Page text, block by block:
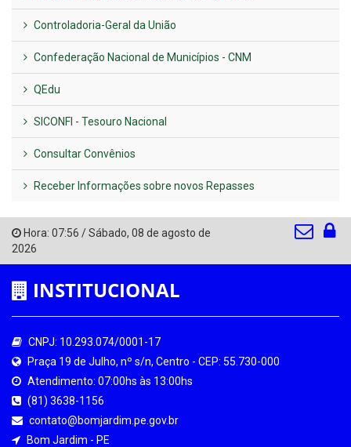
Controladoria-Geral da União
Confederação Nacional de Municípios - CNM
QEdu
SICONFI - Tesouro Nacional
Consultar Convênios
Receber Informações sobre novos Repasses
Hora: 07:56 /Sábado, 08 de agosto de
2026
INSTITUCIONAL
CNPJ: 10.293.074/0001-17
Praça 19 de Julho, nº s/n, Centro - CEP: 55.730-000
Atendimento: 07:00hs às 13:00hs
(81) 3638-1156
contato@bomjardim.pe.gov.br
Bom Jardim - PE